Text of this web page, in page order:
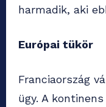
harmadik, aki
Európai tükör
Franciaország
ügy. A